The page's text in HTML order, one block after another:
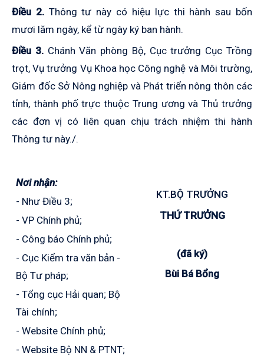
Điều 2.Thông tư này có hiệu lực thi hành sau bốn
mươi lăm ngày, kể từ ngày ký ban hành.
Điều 3.Chánh Văn phòng Bộ, Cục trưởng Cục Trồng
trọt, Vụ trưởng Vụ Khoa học Công nghệ và Môi trường,
Giám đốc Sở Nông nghiệp và Phát triển nông thôn các
tỉnh, thành phố trực thuộc Trung ương và Thủ trưởng
các đơn vị có liên quan chịu trách nhiệm thi hành
Thông tư này./.
Nơi nhận:
- Như Điều 3;
- VP Chính phủ;
- Công báo Chính phủ;
- Cục Kiểm tra văn bản -
Bộ Tư pháp;
- Tổng cục Hải quan; Bộ
Tài chính;
- Website Chính phủ;
- Website Bộ NN & PTNT;
KT.BỘ TRƯỞNG
THỨ TRƯỞNG
(đã ký)
Bùi Bá Bổng